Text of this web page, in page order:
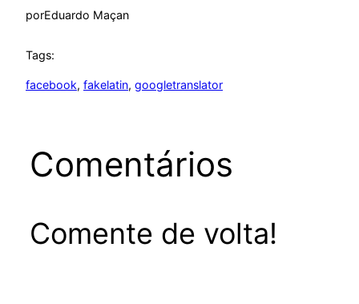
porEduardo Maçan
Tags:
facebook, fakelatin, googletranslator
Comentários
Comente de volta!